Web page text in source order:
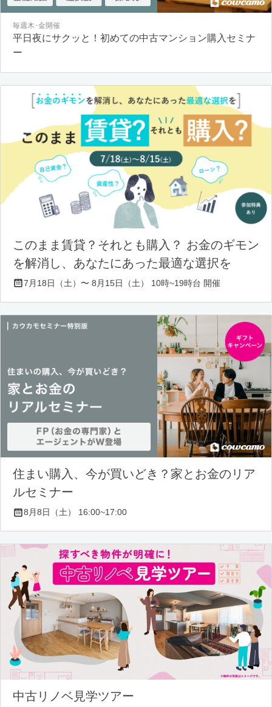
毎週木･金開催
平日夜にサクッと！初めての中古マンション購入セミナ
ー
このまま賃貸？それとも購入？ お金のギモン
を解消し、あなたにあった最適な選択を
7月18日（土）〜 8月15日（土） 10時~19時台 開催
住まい購入、今が買いどき？家とお金のリア
ルセミナー
8月8日（土） 16:00~17:00
中古リノベ見学ツアー